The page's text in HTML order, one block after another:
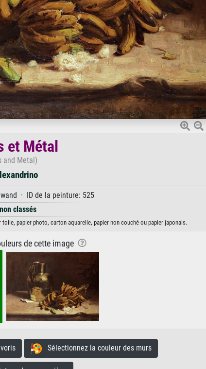
et Métal
and Metal)
· ID de la peinture: 525
classés
papier photo, carton aquarelle, papier non couché ou papier japonais.
de cette image
Sélectionnez la couleur des murs